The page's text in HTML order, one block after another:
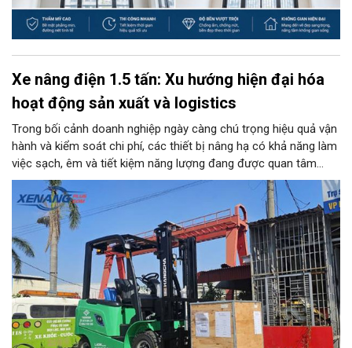
Xe nâng điện 1.5 tấn: Xu hướng hiện đại hóa
hoạt động sản xuất và logistics
Trong bối cảnh doanh nghiệp ngày càng chú trọng hiệu quả vận
hành và kiểm soát chi phí, các thiết bị nâng hạ có khả năng làm
việc sạch, êm và tiết kiệm năng lượng đang được quan tâm
nhiều. Xe nâng điện 1.5 tấn là một trong những lựa chọn phù
hợp với nhiều kho bãi, nhà xưởng và cơ sở sản xuất nhờ tải
trọng đáp ứng các loại hàng hóa phổ biến, đồng thời có khả
năng vận hành linh hoạt trong nhiều môi trường.